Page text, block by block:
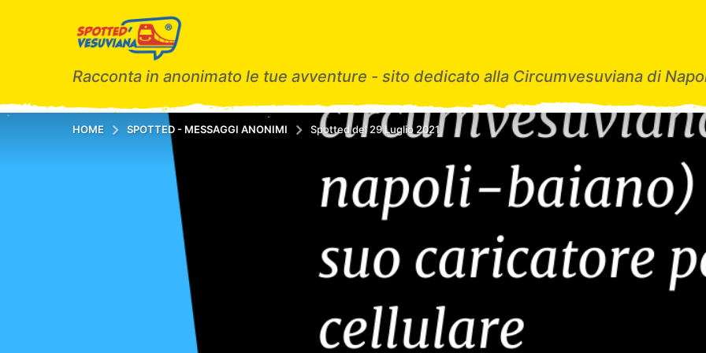
Racconta in anonimato le tue avventure - sito dedicato alla Circumvesuviana di
HOME SPOTTED - MESSAGGI ANONIMI Spotted del 29 Luglio 2021